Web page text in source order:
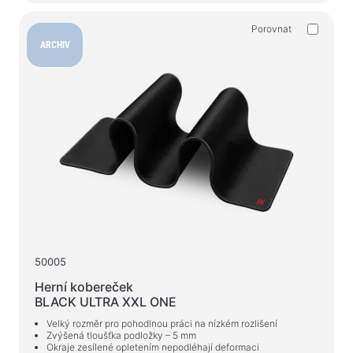
Pro aktivní sport
Pracovní prostor a bytový nábytek
Stoly pro domácnost a kancelář
Židle pro domácnost a kancelář
Herní stoly
ARCHIV
Porovnat
50005
Herní kobereček
BLACK ULTRA XXL ONE
Velký rozměr pro pohodlnou práci na nízkém rozlišení
Zvýšená tloušťka podložky – 5 mm
Okraje zesílené opletením nepodléhají deformaci